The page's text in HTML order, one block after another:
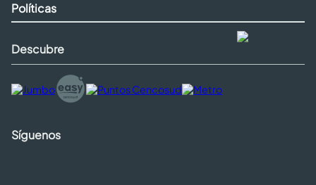
Políticas
Descubre
Síguenos